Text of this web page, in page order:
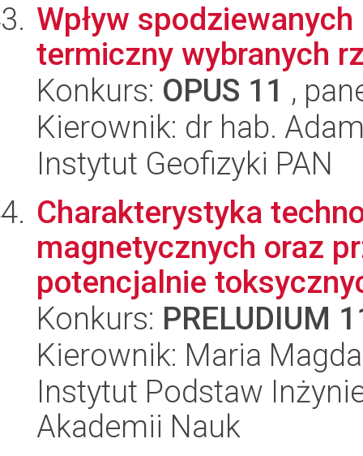
Wpływ
termiczny wybranych
Konkurs: OPUS 11 ,
Kierownik: dr hab.
Instytut Geofizyki PAN
Charakterystyka
magnetycznych oraz
potencjalnie
Konkurs: PRELUDIUM
Kierownik: Maria
Instytut Podstaw
Akademii Nauk